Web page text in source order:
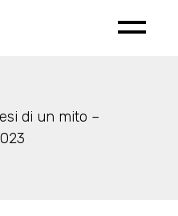
di un mito –